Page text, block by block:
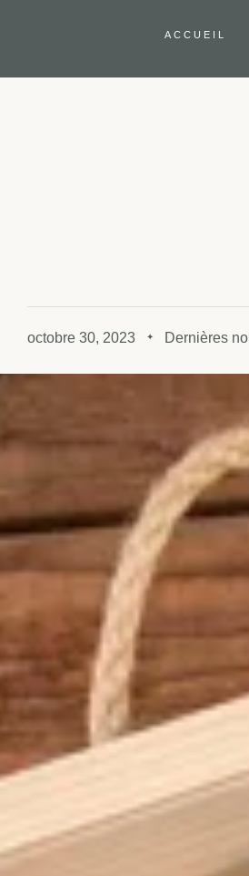
ACCUEIL
octobre 30, 2023 ✦ Dernières